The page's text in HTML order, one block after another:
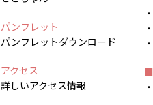
パンフレット
パンフレットダウンロード
アクセス
詳しいアクセス情報